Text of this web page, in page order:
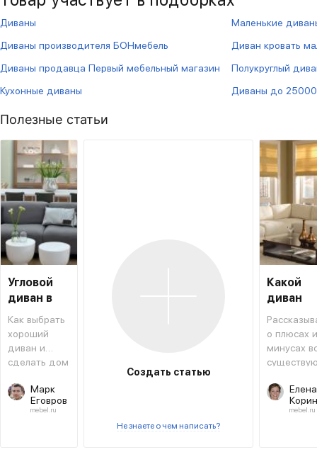
Диваны
Диваны производителя БОНмебель
Диваны продавца Первый мебельный магазин
Кухонные диваны
Маленькие
Диван кровать
Полукруглый
Диваны до 25000
Полезные статьи
Угловой
диван в
интерьере
Как выбрать
хороший
диван и
сделать дом
Марк
Еговров
mebel.ru
Создать статью
Не знаете о чем написать?
Какой
диван
выбрать
о плюсах и
минусах
диванов.
Елена
mebel.ru